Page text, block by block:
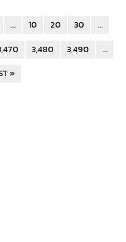
... 10 20 30
...
3,480 3,490
...
»